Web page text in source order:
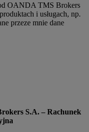
OANDA TMS Brokers
i usługach, np.
przeze mnie dane
S.A. – Rachunek